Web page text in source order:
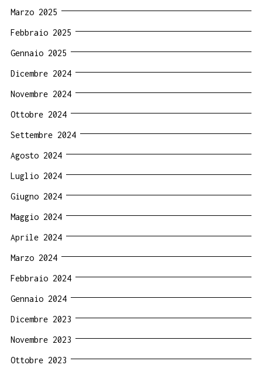
Marzo 2025
Febbraio 2025
Gennaio 2025
Dicembre 2024
Novembre 2024
Ottobre 2024
Settembre 2024
Agosto 2024
Luglio 2024
Giugno 2024
Maggio 2024
Aprile 2024
Marzo 2024
Febbraio 2024
Gennaio 2024
Dicembre 2023
Novembre 2023
Ottobre 2023